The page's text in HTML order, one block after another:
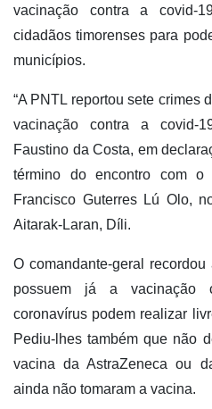
vacinação contra a covid-
cidadãos timorenses para
municípios.
“A PNTL reportou sete crimes
vacinação contra a covid-
Faustino da Costa, em
término do encontro com o
Francisco Guterres Lú Olo,
Aitarak-Laran, Díli.
O comandante-geral
possuem já a vacinação
coronavírus podem realizar
Pediu-lhes também que não
vacina da AstraZeneca ou
ainda não tomaram a vacina.